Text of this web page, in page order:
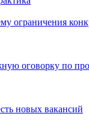
ограничения
оговорку по
новых вакансий